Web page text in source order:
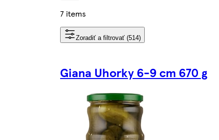
7 items
Zoradiť a filtrovať (514)
Giana Uhorky 6-9 cm 670 g